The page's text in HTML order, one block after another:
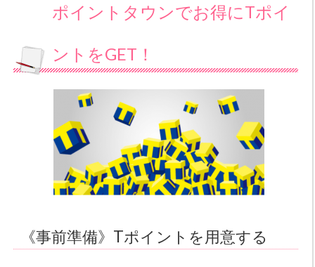
ポイントタウンでお得にTポイ
ントをGET！
《事前準備》Tポイントを用意する